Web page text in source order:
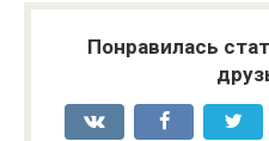
Понравилась